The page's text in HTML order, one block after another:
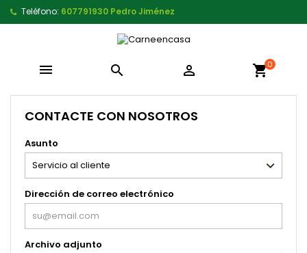
Teléfono: 607791930 Pedro Jiménez
   shopping_cart0
CONTACTE CON NOSOTROS
Asunto
Dirección de correo electrónico
Archivo adjunto